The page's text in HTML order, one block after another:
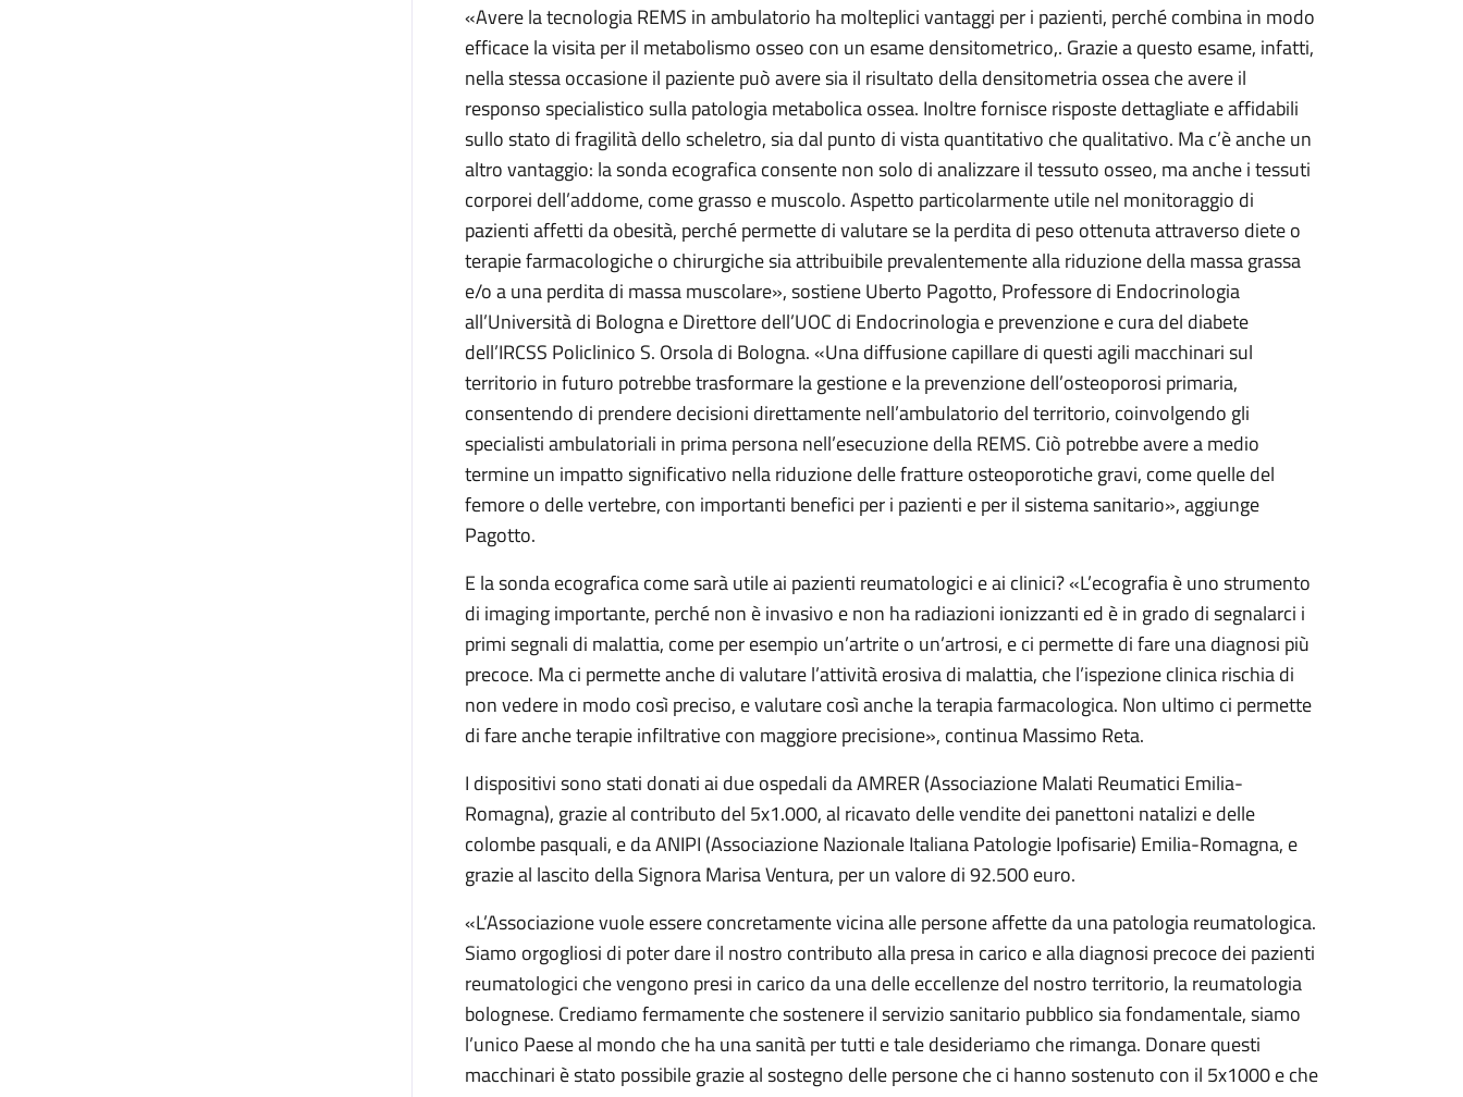
«Avere la tecnologia REMS in ambulatorio ha molteplici vantaggi per i pazienti, perché combina in modo
efficace la visita per il metabolismo osseo con un esame densitometrico,. Grazie a questo esame, infatti,
nella stessa occasione il paziente può avere sia il risultato della densitometria ossea che avere il
responso specialistico sulla patologia metabolica ossea. Inoltre fornisce risposte dettagliate e affidabili
sullo stato di fragilità dello scheletro, sia dal punto di vista quantitativo che qualitativo. Ma c’è anche un
altro vantaggio: la sonda ecografica consente non solo di analizzare il tessuto osseo, ma anche i tessuti
corporei dell’addome, come grasso e muscolo. Aspetto particolarmente utile nel monitoraggio di
pazienti affetti da obesità, perché permette di valutare se la perdita di peso ottenuta attraverso diete o
terapie farmacologiche o chirurgiche sia attribuibile prevalentemente alla riduzione della massa grassa
e/o a una perdita di massa muscolare», sostiene Uberto Pagotto, Professore di Endocrinologia
all’Università di Bologna e Direttore dell’UOC di Endocrinologia e prevenzione e cura del diabete
dell’IRCSS Policlinico S. Orsola di Bologna. «Una diffusione capillare di questi agili macchinari sul
territorio in futuro potrebbe trasformare la gestione e la prevenzione dell’osteoporosi primaria,
consentendo di prendere decisioni direttamente nell’ambulatorio del territorio, coinvolgendo gli
specialisti ambulatoriali in prima persona nell’esecuzione della REMS. Ciò potrebbe avere a medio
termine un impatto significativo nella riduzione delle fratture osteoporotiche gravi, come quelle del
femore o delle vertebre, con importanti benefici per i pazienti e per il sistema sanitario», aggiunge
Pagotto.
E la sonda ecografica come sarà utile ai pazienti reumatologici e ai clinici? «L’ecografia è uno strumento
di imaging importante, perché non è invasivo e non ha radiazioni ionizzanti ed è in grado di segnalarci i
primi segnali di malattia, come per esempio un’artrite o un’artrosi, e ci permette di fare una diagnosi più
precoce. Ma ci permette anche di valutare l’attività erosiva di malattia, che l’ispezione clinica rischia di
non vedere in modo così preciso, e valutare così anche la terapia farmacologica. Non ultimo ci permette
di fare anche terapie infiltrative con maggiore precisione», continua Massimo Reta.
I dispositivi sono stati donati ai due ospedali da AMRER (Associazione Malati Reumatici Emilia-
Romagna), grazie al contributo del 5x1.000, al ricavato delle vendite dei panettoni natalizi e delle
colombe pasquali, e da ANIPI (Associazione Nazionale Italiana Patologie Ipofisarie) Emilia-Romagna, e
grazie al lascito della Signora Marisa Ventura, per un valore di 92.500 euro.
«L’Associazione vuole essere concretamente vicina alle persone affette da una patologia reumatologica.
Siamo orgogliosi di poter dare il nostro contributo alla presa in carico e alla diagnosi precoce dei pazienti
reumatologici che vengono presi in carico da una delle eccellenze del nostro territorio, la reumatologia
bolognese. Crediamo fermamente che sostenere il servizio sanitario pubblico sia fondamentale, siamo
l’unico Paese al mondo che ha una sanità per tutti e tale desideriamo che rimanga. Donare questi
macchinari è stato possibile grazie al sostegno delle persone che ci hanno sostenuto con il 5x1000 e che